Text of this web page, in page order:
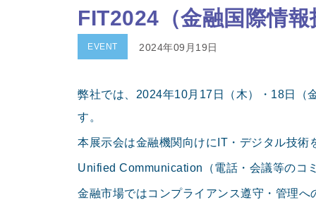
FIT2024（金融国際情
EVENT 2024年09月19日
弊社では、2024年10月17日（木）・18日（
す。
本展示会は金融機関向けにIT・デジタル技
Unified Communication（電話・会議等のコ
金融市場ではコンプライアンス遵守・管理